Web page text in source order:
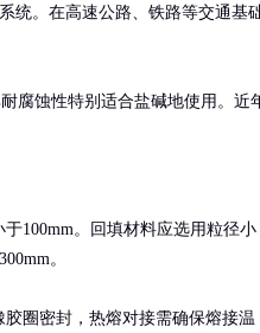
统。在高速公路、铁路等交通基
腐蚀性特别适合盐碱地使用。近
100mm。回填材料应选用粒径小
。
圈密封，热熔对接需确保熔接温